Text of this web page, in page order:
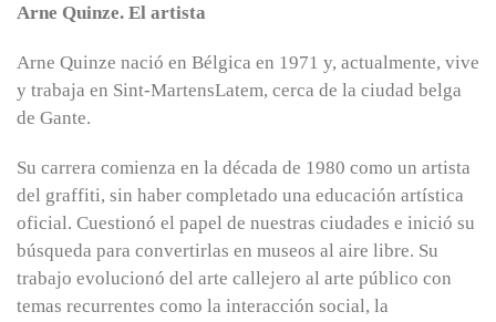
Arne Quinze. El artista
Arne Quinze nació en Bélgica en 1971 y, actualmente, vive
y trabaja en Sint-MartensLatem, cerca de la ciudad belga
de Gante.
Su carrera comienza en la década de 1980 como un artista
del graffiti, sin haber completado una educación artística
oficial. Cuestionó el papel de nuestras ciudades e inició su
búsqueda para convertirlas en museos al aire libre. Su
trabajo evolucionó del arte callejero al arte público con
temas recurrentes como la interacción social, la